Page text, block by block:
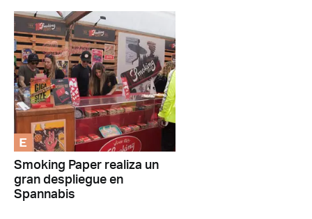
E
Smoking Paper realiza un
gran despliegue en
Spannabis